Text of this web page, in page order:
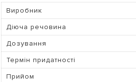
Виробник
Діюча речовина
Дозування
Термін придатності
Прийом